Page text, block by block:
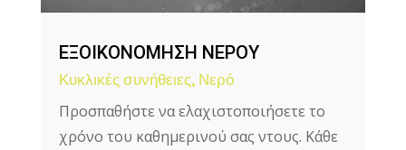
ΕΞΟΙΚΟΝΟΜΗΣΗ ΝΕΡΟΥ
Κυκλικές συνήθειες, Νερό
Προσπαθήστε να ελαχιστοποιήσετε το
χρόνο του καθημερινού σας ντους. Κάθε